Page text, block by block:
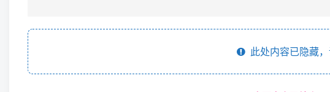
本站资源大多存储在云盘，如发现链接失效，请联系我们我们会第一时间更新。